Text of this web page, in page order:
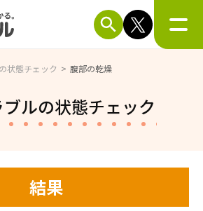
状態チェック 腹部の乾燥
ルの状態チェック
結果